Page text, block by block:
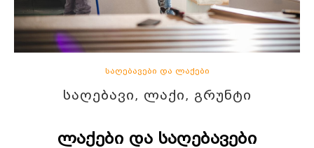
საღებავები და ლაქები
ᲡᲐᲦᲔᲑᲐᲕᲘ, ᲚᲐᲥᲘ, ᲒᲠᲣᲜᲢᲘ
ლაქები და საღებავები